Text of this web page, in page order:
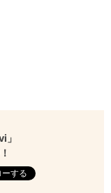
」
ーする